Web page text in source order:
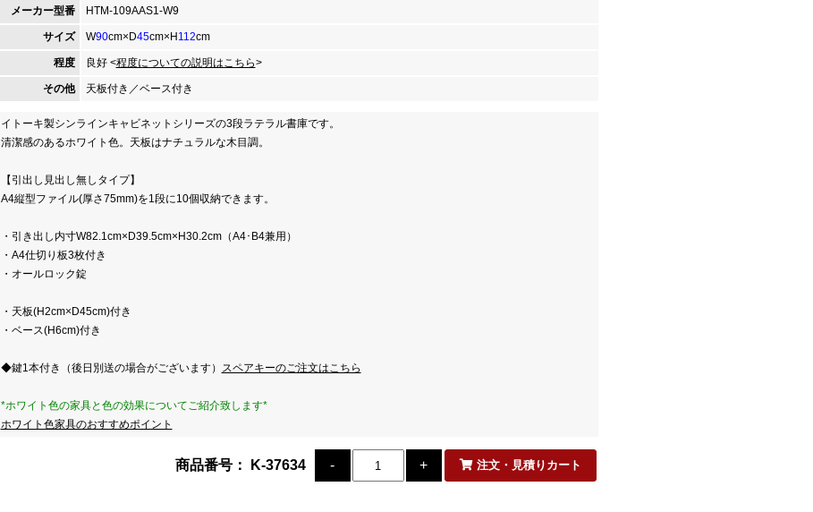
メーカー型番 HTM-109AAS1-W9
サイズ W90cm×D45cm×H 112cm
程度 良好 <程度についての説明はこちら>
その他 天板付き／ベース付き
イトーキ製シンラインキャビネットシリーズの3段ラテラル書庫です。
清潔感のあるホワイト色。天板はナチュラルな木目調。
【引出し見出し無しタイプ】
A4縦型ファイル(厚さ75mm)を1段に10個収納できます。
・引き出し内寸W82.1cm×D39.5cm×H30.2cm（A4･B4兼用）
・A4仕切り板3枚付き
・オールロック錠
・天板(H2cm×D45cm)付き
・ベース(H6cm)付き
◆鍵1本付き（後日別送の場合がございます） スペアキーのご注文はこちら
*ホワイト色の家具と色の効果についてご紹介致します*
ホワイト色家具のおすすめポイント
商品番号： K-37634 注文・見積りカート